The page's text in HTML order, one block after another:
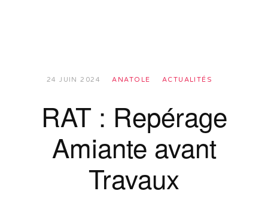
24 JUIN 2024 ANATOLE ACTUALITÉS
RAT : Repérage
Amiante avant
Travaux